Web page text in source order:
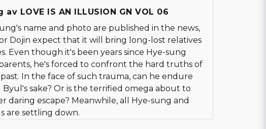
LOVE IS AN ILLUSION GN VOL 06
name and photo are published in the news,
Dojin expect that it will bring long-lost relatives
Even though it's been years since Hye-sung
he's forced to confront the hard truths of
In the face of such trauma, can he endure
Byul's sake? Or is the terrified omega about to
daring escape? Meanwhile, all Hye-sung and
are settling down.